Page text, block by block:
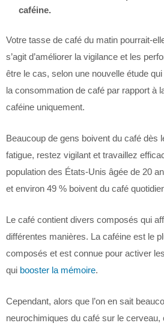
caféine.
Votre tasse de café du matin pourrait-
s’agit d’améliorer la vigilance et les
être le cas, selon une nouvelle étude
la consommation de café par rapport à
caféine uniquement.
Beaucoup de gens boivent du café dès
fatigue, restez vigilant et travaillez
population des États-Unis âgée de 20
et environ 49 % boivent du café
Le café contient divers composés qui
différentes manières. La caféine est le
composés et est connue pour activer
qui booster la mémoire.
Cependant, alors que l’on en sait
neurochimiques du café sur le